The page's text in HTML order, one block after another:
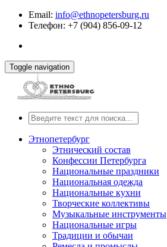
Email: info@ethnopetersburg.ru
Телефон: +7 (904) 856-09-12
Toggle navigation
Этнопетербург
Этнический состав
Конфессии Петербурга
Национальные праздники
Национальная одежда
Национальные кухни
Творческие коллективы
Музыкальные инструменты
Национальные игры
Традиции и обычаи